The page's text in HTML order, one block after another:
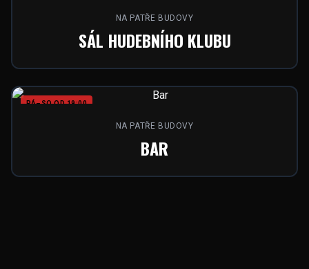
NA PATŘE BUDOVY
SÁL HUDEBNÍHO KLUBU
PÁ–SO OD 19:00
NA PATŘE BUDOVY
BAR